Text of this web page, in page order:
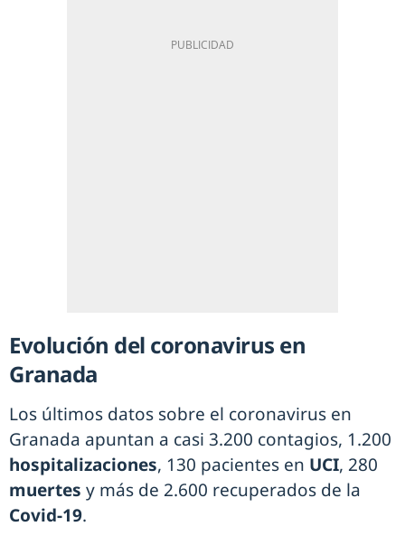
Evolución del coronavirus en
Granada
Los últimos datos sobre el coronavirus en
Granada apuntan a casi 3.200 contagios, 1.200
hospitalizaciones, 130 pacientes en UCI, 280
muertes y más de 2.600 recuperados de la
Covid-19.